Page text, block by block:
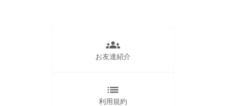
groups
お友達紹介
list
利用規約